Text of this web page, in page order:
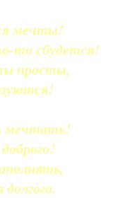
мечты!
то сбудется!
просты,
мечтать!